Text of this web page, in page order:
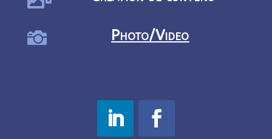
 Photo/Video